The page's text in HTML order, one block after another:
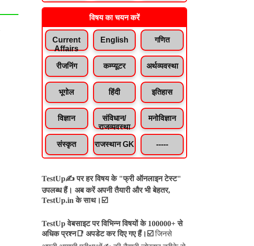
विषय का चयन करें
Current
Affairs
English गणित
रीजनिंग कम्प्यूटर अर्थव्यवस्था
भूगोल हिंदी इतिहास
विज्ञान
संविधान/
राजव्यवस्था
मनोविज्ञान
संस्कृत राजस्थान GK -----
TestUp✍️ पर हर विषय के "फ्री ऑनलाइन टेस्ट"
उपलब्ध हैं। अब करें अपनी तैयारी और भी बेहतर,
TestUp.in के साथ।☑️
TestUp वेबसाइट पर विभिन्न विषयों के 100000+ से
अधिक प्रश्न📑 अपडेट कर दिए गए हैं। ☑️ जिनसे